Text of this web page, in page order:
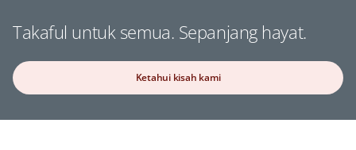
Takaful untuk semua. Sepanjang hayat.
Ketahui kisah kami